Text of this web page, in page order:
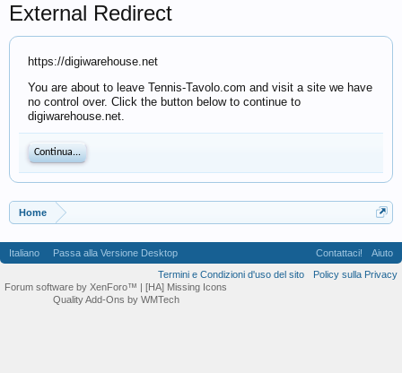
External Redirect
https://digiwarehouse.net
You are about to leave Tennis-Tavolo.com and visit a site we have
no control over. Click the button below to continue to
digiwarehouse.net.
Continua...
Home
Italiano Passa alla Versione Desktop Contattaci!
Aiuto
Termini e Condizioni d'uso del sito
Policy sulla Privacy
Forum software by XenForo™ | [HA] Missing Icons
Quality Add-Ons by WMTech